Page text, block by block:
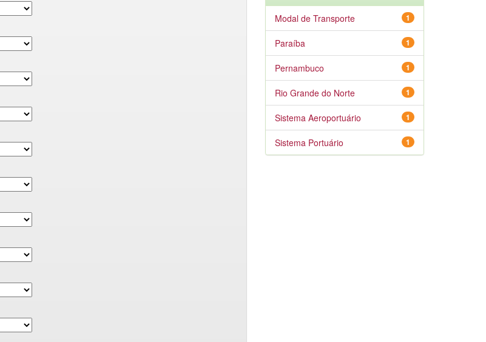
1
Modal de Transporte
1
Paraíba
1
Pernambuco
1
Rio Grande do Norte
1
Sistema Aeroportuário
1
Sistema Portuário